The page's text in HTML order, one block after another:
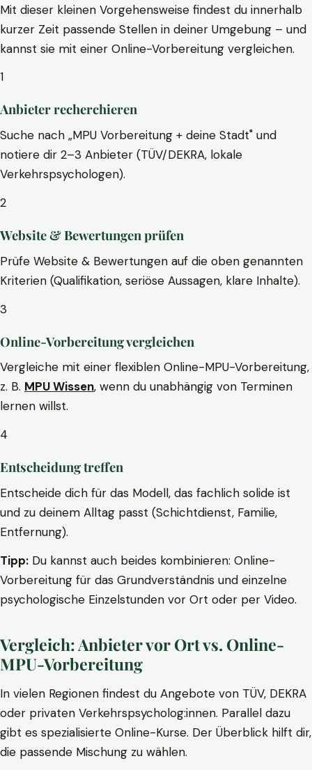
Mit dieser kleinen Vorgehensweise findest du innerhalb
kurzer Zeit passende Stellen in deiner Umgebung – und
kannst sie mit einer Online-Vorbereitung vergleichen.
1
Anbieter recherchieren
Suche nach „MPU Vorbereitung + deine Stadt" und
notiere dir 2–3 Anbieter (TÜV/DEKRA, lokale
Verkehrspsychologen).
2
Website & Bewertungen prüfen
Prüfe Website & Bewertungen auf die oben genannten
Kriterien (Qualifikation, seriöse Aussagen, klare Inhalte).
3
Online-Vorbereitung vergleichen
Vergleiche mit einer flexiblen Online-MPU-Vorbereitung,
z. B. MPU Wissen, wenn du unabhängig von Terminen
lernen willst.
4
Entscheidung treffen
Entscheide dich für das Modell, das fachlich solide ist
und zu deinem Alltag passt (Schichtdienst, Familie,
Entfernung).
Tipp: Du kannst auch beides kombinieren: Online-
Vorbereitung für das Grundverständnis und einzelne
psychologische Einzelstunden vor Ort oder per Video.
Vergleich: Anbieter vor Ort vs. Online-
MPU-Vorbereitung
In vielen Regionen findest du Angebote von TÜV, DEKRA
oder privaten Verkehrspsycholog:innen. Parallel dazu
gibt es spezialisierte Online-Kurse. Der Überblick hilft dir,
die passende Mischung zu wählen.